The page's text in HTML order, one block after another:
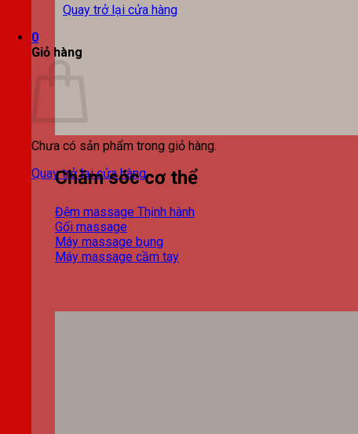
Quay trở lại cửa hàng
0
Giỏ hàng
Chưa có sản phẩm trong giỏ hàng.
Quay trở lại cửa hàng
Chăm sóc cơ thể
Đệm massage
Gối massage
Máy massage bụng
Máy massage cầm tay